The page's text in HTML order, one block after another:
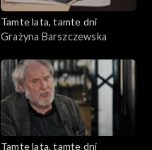
Tamte lata, tamte dni
Grażyna Barszczewska
Tamte lata, tamte dni